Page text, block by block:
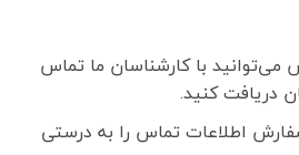
می‌توانید با کارشناسان ما تماس
دریافت کنید.
اطلاعات تماس را به درستی